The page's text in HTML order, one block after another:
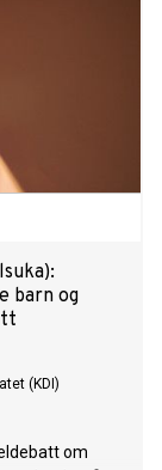
barn og
(KDI)
om